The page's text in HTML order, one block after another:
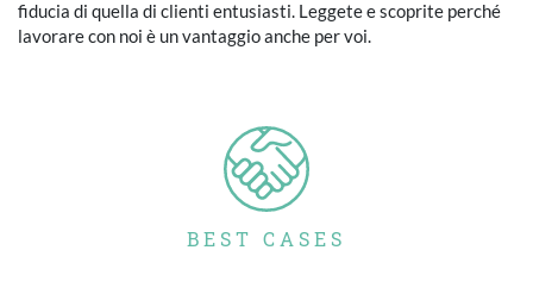
fiducia di quella di clienti entusiasti. Leggete e scoprite perché
lavorare con noi è un vantaggio anche per voi.
BEST CASES